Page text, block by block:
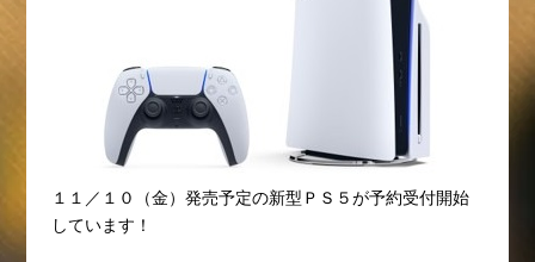
１１／１０（金）発売予定の新型ＰＳ５が予約受付開始
しています！